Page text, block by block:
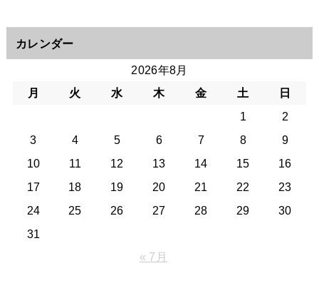
カレンダー
2026年8月
月
火 水 木 金 土
日
1
2
3
4 5 6 7 8
9
10
11 12 13 14 15
16
17
18 19 20 21 22
23
24
25 26 27 28 29
30
31
« 7月